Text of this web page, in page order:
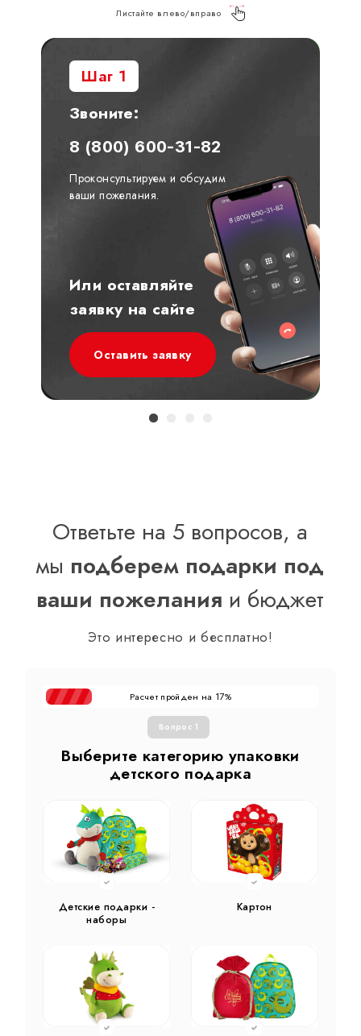
Листайте влево/вправо
Шаг 1
Звоните:
8 (800) 600-31-82
Проконсультируем и обсудим
ваши пожелания.
Или оставляйте
заявку на сайте
Оставить заявку
Ответьте на 5 вопросов, а
мы подберем подарки под
ваши пожелания и бюджет
Это интересно и бесплатно!
Расчет пройден на 17%
Вопрос 1
Выберите категорию упаковки
детского подарка
Детские подарки -
наборы
Картон